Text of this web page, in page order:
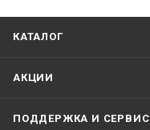
КАТАЛОГ
АКЦИИ
ПОДДЕРЖКА И СЕРВИС